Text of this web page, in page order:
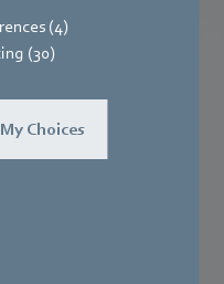
(4)
(30)
Choices
다.
는 가스 콘덴싱 장치
한 적응이 가능합니